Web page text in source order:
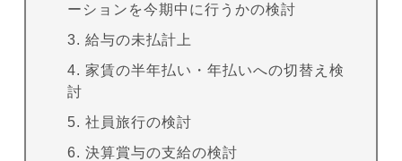
ーションを今期中に行うかの検討
給与の未払計上
家賃の半年払い・年払いへの切替え検
討
社員旅行の検討
決算賞与の支給の検討